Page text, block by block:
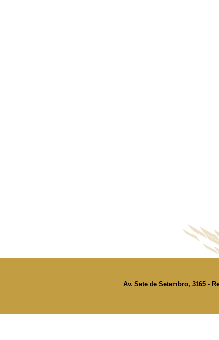
Av. Sete de Setembro, 3165 -